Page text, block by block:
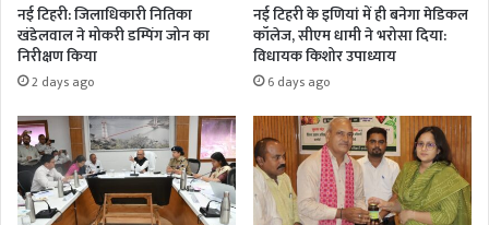
नई टिहरी: जिलाधिकारी नितिका
खंडेलवाल ने मोकरी डम्पिंग जोन का
निरीक्षण किया
2 days ago
नई टिहरी के इणियां में ही बनेगा मेडिकल
कॉलेज, सीएम धामी ने भरोसा दिया:
विधायक किशोर उपाध्याय
6 days ago